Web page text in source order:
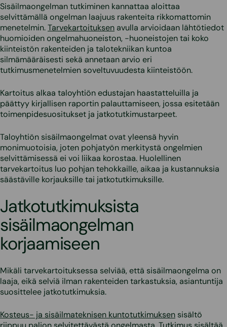
Sisäilmaongelman tutkiminen kannattaa aloittaa
selvittämällä ongelman laajuus rakenteita rikkomattomin
menetelmin.Tarvekartoituksen avulla arvioidaan lähtötiedot
huomioiden ongelmahuoneiston, -huoneistojen tai koko
kiinteistön rakenteiden ja talotekniikan kuntoa
silmämääräisesti sekä annetaan arvio eri
tutkimusmenetelmien soveltuvuudesta kiinteistöön.
Kartoitus alkaa taloyhtiön edustajan haastatteluilla ja
päättyy kirjallisen raportin palauttamiseen, jossa esitetään
toimenpidesuositukset ja jatkotutkimustarpeet.
Taloyhtiön sisäilmaongelmat ovat yleensä hyvin
monimuotoisia, joten pohjatyön merkitystä ongelmien
selvittämisessä ei voi liikaa korostaa. Huolellinen
tarvekartoitus luo pohjan tehokkaille, aikaa ja kustannuksia
säästäville korjauksille tai jatkotutkimuksille.
Jatkotutkimuksista
sisäilmaongelman
korjaamiseen
Mikäli tarvekartoituksessa selviää, että sisäilmaongelma on
laaja, eikä selviä ilman rakenteiden tarkastuksia, asiantuntija
suosittelee jatkotutkimuksia.
Kosteus- ja sisäilmateknisen kuntotutkimuksen sisältö